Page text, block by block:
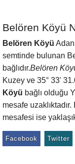
Belören Köyü
Belören Köyü
semtinde bulunan
bağlıdır.Belören
Kuzey ve 35° 33'
Köyü bağlı olduğu
mesafe
mesafesi ise
Facebook Twitter